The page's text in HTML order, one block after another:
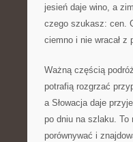
jesień daje wino, a
czego szukasz: cen.
ciemno i nie wracał z
Ważną częścią
potrafią rozgrzać
a Słowacja daje
po dniu na szlaku. To
porównywać i